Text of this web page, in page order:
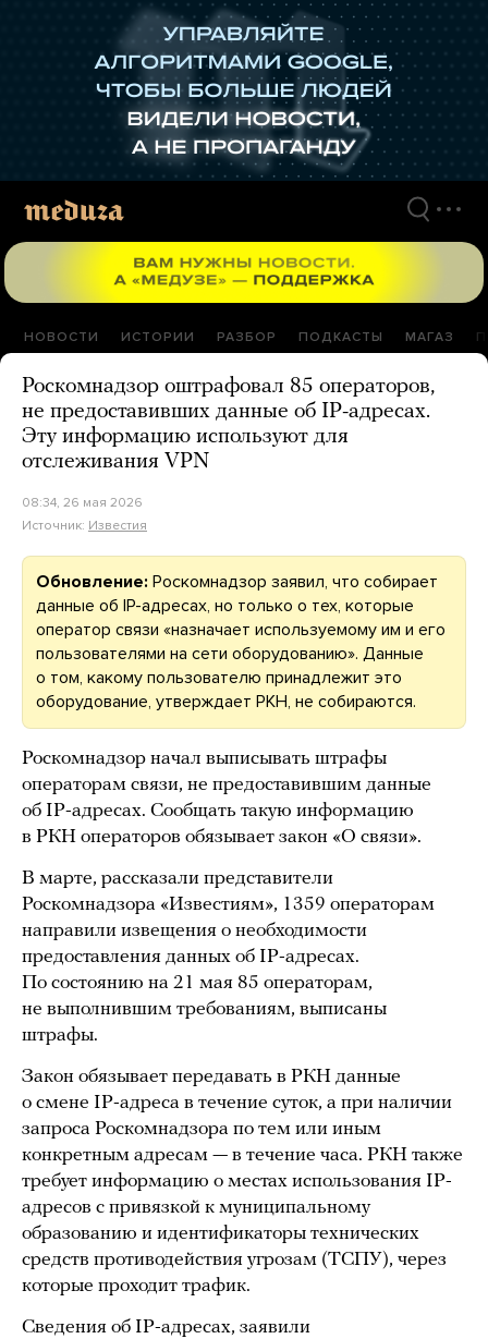
НОВОСТИ ИСТОРИИ РАЗБОР ПОДКАСТЫ МАГАЗ
Роскомнадзор оштрафовал 85 операторов,
не предоставивших данные об IP-адресах.
Эту информацию используют для
отслеживания VPN
08:34, 26 мая 2026
Источник: Известия
Обновление: Роскомнадзор заявил, что собирает
данные об IP-адресах, но только о тех, которые
оператор связи «назначает используемому им и его
пользователями на сети оборудованию». Данные
о том, какому пользователю принадлежит это
оборудование, утверждает РКН, не собираются.
Роскомнадзор начал выписывать штрафы
операторам связи, не предоставившим данные
об IP-адресах. Сообщать такую информацию
в РКН операторов обязывает закон «О связи».
В марте, рассказали представители
Роскомнадзора «Известиям», 1359 операторам
направили извещения о необходимости
предоставления данных об IP-адресах.
По состоянию на 21 мая 85 операторам,
не выполнившим требованиям, выписаны
штрафы.
Закон обязывает передавать в РКН данные
о смене IP-адреса в течение суток, а при наличии
запроса Роскомнадзора по тем или иным
конкретным адресам — в течение часа. РКН также
требует информацию о местах использования IP-
адресов с привязкой к муниципальному
образованию и идентификаторы технических
средств противодействия угрозам (ТСПУ), через
которые проходит трафик.
Сведения об IP-адресах, заявили